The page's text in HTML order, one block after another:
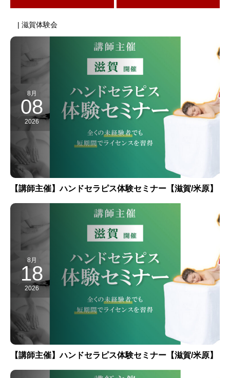
| 滋賀体験会
8月
08
2026
【講師主催】ハンドセラピス体験セミナー【滋賀/米原】
8月
18
2026
【講師主催】ハンドセラピス体験セミナー【滋賀/米原】